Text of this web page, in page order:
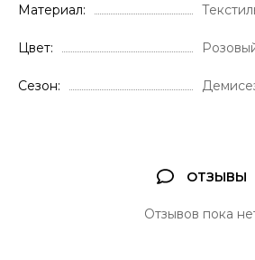
Материал
Цвет
Сезон
ОТЗЫВЫ
Отзывов пока